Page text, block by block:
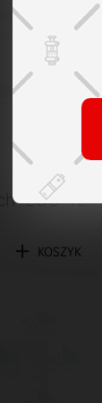
EGO T2
KOSZYK